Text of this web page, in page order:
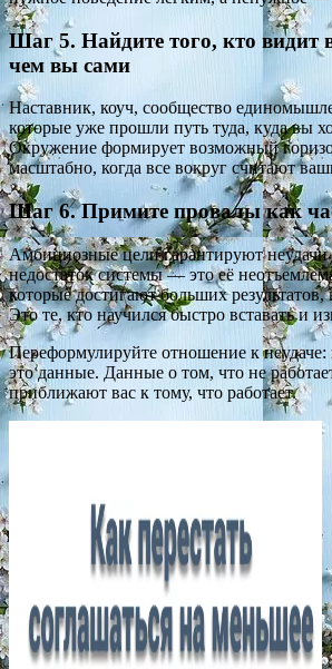
Шаг 5. Найдите того, кто видит
чем вы сами
Наставник, коуч, сообщество
которые уже прошли путь туда, куда вы
Окружение формирует возможный
масштабно, когда все вокруг считают
Шаг 6. Примите провалы как
Амбициозные цели гарантируют
недостаток системы — это её
которые достигают больших результатов,
Это те, кто научился быстро вставать и
Переформулируйте отношение к
это данные. Данные о том, что не
приближают вас к тому, что работает.